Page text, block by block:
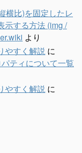
横比)を固定したレ
示する方法 (img /
より
やすく解説 に
ティについて一覧
やすく解説 に